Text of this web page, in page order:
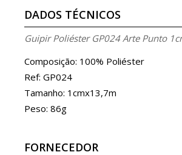
DADOS TÉCNICOS
Guipir Poliéster GP024 Arte Punto
Composição: 100% Poliéster
Ref: GP024
Tamanho: 1cmx13,7m
Peso: 86g
FORNECEDOR